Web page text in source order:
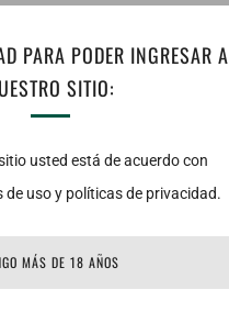
PARA PODER INGRESAR A
SITIO:
usted está de acuerdo con
uso y políticas de privacidad.
MÁS DE 18 AÑOS